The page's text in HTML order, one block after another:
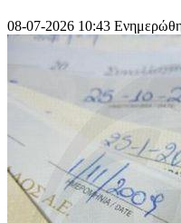
08-07-2026 10:43